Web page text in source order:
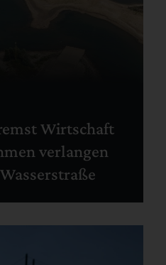
Wirtschaft
verlangen